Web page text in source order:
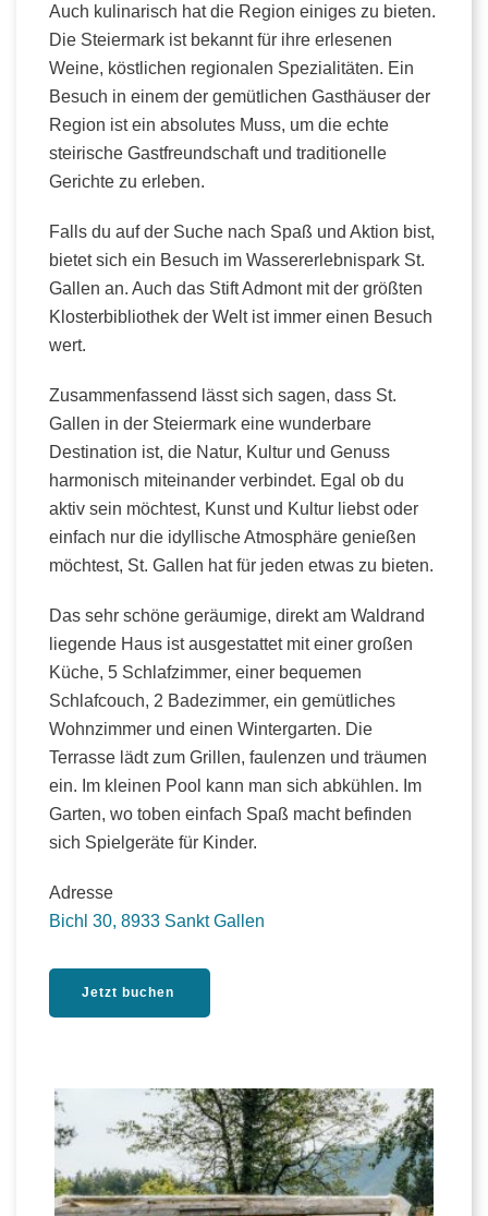
Auch kulinarisch hat die Region einiges zu bieten.
Die Steiermark ist bekannt für ihre erlesenen
Weine, köstlichen regionalen Spezialitäten. Ein
Besuch in einem der gemütlichen Gasthäuser der
Region ist ein absolutes Muss, um die echte
steirische Gastfreundschaft und traditionelle
Gerichte zu erleben.
Falls du auf der Suche nach Spaß und Aktion bist,
bietet sich ein Besuch im Wassererlebnispark St.
Gallen an. Auch das Stift Admont mit der größten
Klosterbibliothek der Welt ist immer einen Besuch
wert.
Zusammenfassend lässt sich sagen, dass St.
Gallen in der Steiermark eine wunderbare
Destination ist, die Natur, Kultur und Genuss
harmonisch miteinander verbindet. Egal ob du
aktiv sein möchtest, Kunst und Kultur liebst oder
einfach nur die idyllische Atmosphäre genießen
möchtest, St. Gallen hat für jeden etwas zu bieten.
Das sehr schöne geräumige, direkt am Waldrand
liegende Haus ist ausgestattet mit einer großen
Küche, 5 Schlafzimmer, einer bequemen
Schlafcouch, 2 Badezimmer, ein gemütliches
Wohnzimmer und einen Wintergarten. Die
Terrasse lädt zum Grillen, faulenzen und träumen
ein. Im kleinen Pool kann man sich abkühlen. Im
Garten, wo toben einfach Spaß macht befinden
sich Spielgeräte für Kinder.
Adresse
Bichl 30, 8933 Sankt Gallen
Jetzt buchen